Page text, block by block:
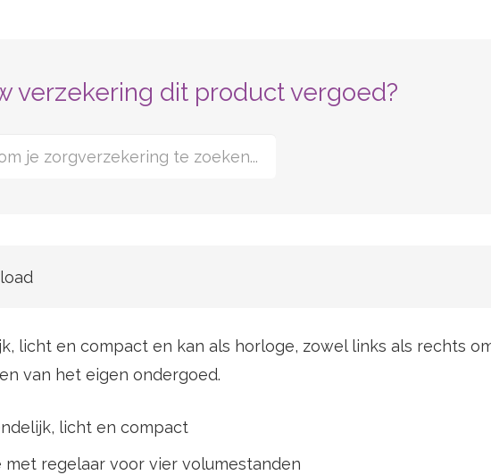
verzekering dit product vergoed?
licht en compact en kan als horloge, zowel links als rechts
van het eigen ondergoed.
licht en compact
regelaar voor vier volumestanden